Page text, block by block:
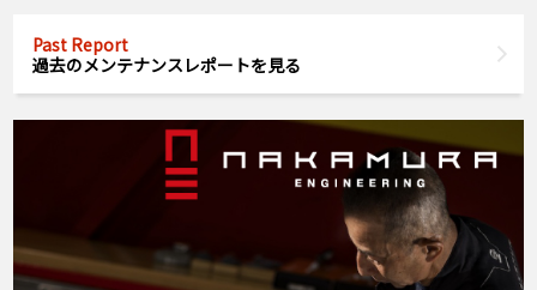
Past Report
過去のメンテナンスレポートを見る